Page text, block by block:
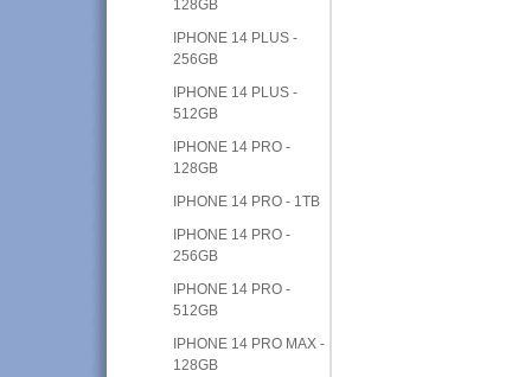
128GB
IPHONE 14 PLUS -
256GB
IPHONE 14 PLUS -
512GB
IPHONE 14 PRO -
128GB
IPHONE 14 PRO - 1TB
IPHONE 14 PRO -
256GB
IPHONE 14 PRO -
512GB
IPHONE 14 PRO MAX -
128GB